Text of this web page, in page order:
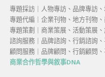
專題採訪｜人物專訪、品牌專訪
專題代編｜企業刊物、地方刊物
專題策劃｜商業策展、活動策展
諮詢服務｜品牌諮詢、行銷諮詢
顧問服務｜品牌顧問、行銷顧問
商業合作哲學與敘事DNA